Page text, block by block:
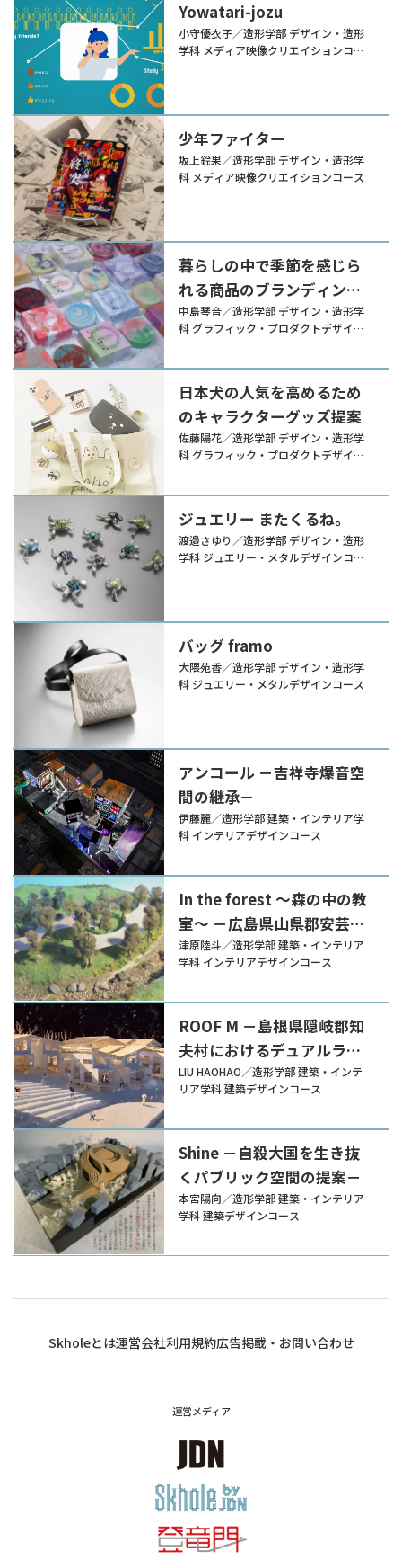
Yowatari-jozu
小守優衣子／造形学部 デザイン・造形
学科 メディア映像クリエイションコー
少年ファイター
坂上鈴果／造形学部 デザイン・造形学
科 メディア映像クリエイションコース
暮らしの中で季節を感じら
れる商品のブランディング
デザイン
中島琴音／造形学部 デザイン・造形学
科 グラフィック・プロダクトデザイン
日本犬の人気を高めるため
のキャラクターグッズ提案
佐藤陽花／造形学部 デザイン・造形学
科 グラフィック・プロダクトデザイン
ジュエリー またくるね。
渡邉さゆり／造形学部 デザイン・造形
学科 ジュエリー・メタルデザインコー
バッグ framo
大隈苑香／造形学部 デザイン・造形学
科 ジュエリー・メタルデザインコース
アンコール －吉祥寺爆音空
間の継承－
伊藤麗／造形学部 建築・インテリア学
科 インテリアデザインコース
In the forest ～森の中の教
室～ －広島県山県郡安芸太
田町の自然を深化させる交
流の場の提案－
津原陸斗／造形学部 建築・インテリア
学科 インテリアデザインコース
ROOF M －島根県隠岐郡知
夫村におけるデュアルライ
フのための環境型複合施設
の提案－
LIU HAOHAO／造形学部 建築・インテ
リア学科 建築デザインコース
Shine －自殺大国を生き抜
くパブリック空間の提案－
本宮陽向／造形学部 建築・インテリア
学科 建築デザインコース
Skholeとは運営会社利用規約広告掲載・お問い合わせ
運営メディア